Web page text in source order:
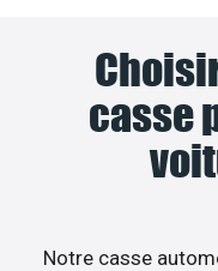
casse
Notre casse